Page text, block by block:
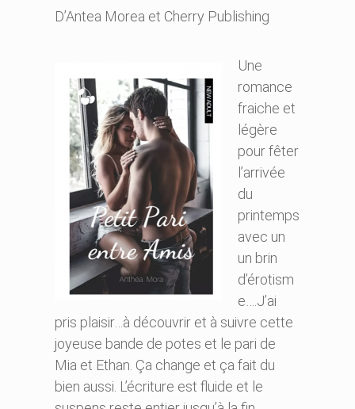
D’Antea Morea et Cherry Publishing
Une
romance
fraiche et
légère
pour fêter
l’arrivée
du
printemps
avec un
un brin
d’érotism
e….J’ai
pris plaisir…à découvrir et à suivre cette
joyeuse bande de potes et le pari de
Mia et Ethan. Ça change et ça fait du
bien aussi. L’écriture est fluide et le